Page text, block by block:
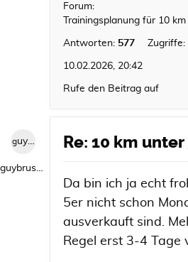
Forum:
Trainingsplanung für 10 km
Antworten: 577 Zugriffe:
10.02.2026, 20:42
Rufe den Beitrag auf
guybrush1992
guybrush1992
Re: 10 km unter
Da bin ich ja echt
5er nicht schon
ausverkauft sind.
Regel erst 3-4 Tage